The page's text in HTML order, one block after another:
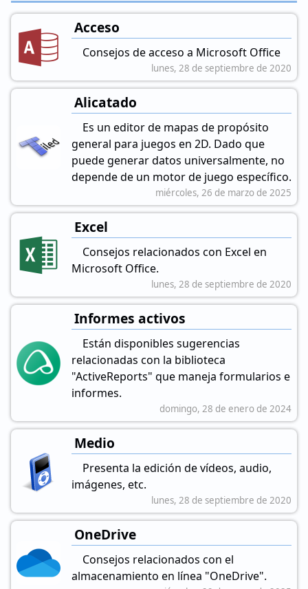
Acceso
Consejos de acceso a Microsoft Office
lunes, 28 de septiembre de 2020
Alicatado
Es un editor de mapas de propósito
general para juegos en 2D. Dado que
puede generar datos universalmente, no
depende de un motor de juego específico.
miércoles, 26 de marzo de 2025
Excel
Consejos relacionados con Excel en
Microsoft Office.
lunes, 28 de septiembre de 2020
Informes activos
Están disponibles sugerencias
relacionadas con la biblioteca
"ActiveReports" que maneja formularios e
informes.
domingo, 28 de enero de 2024
Medio
Presenta la edición de vídeos, audio,
imágenes, etc.
lunes, 28 de septiembre de 2020
OneDrive
Consejos relacionados con el
almacenamiento en línea "OneDrive".